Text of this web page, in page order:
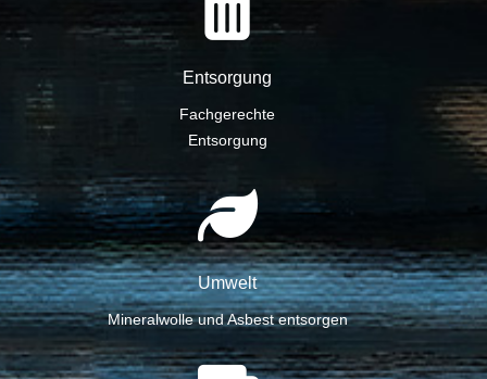
Entsorgung
Fachgerechte
Entsorgung
Umwelt
Mineralwolle und Asbest entsorgen